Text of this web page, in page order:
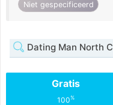
Niet gespecificeerd
Dating Man North
Gratis
100%